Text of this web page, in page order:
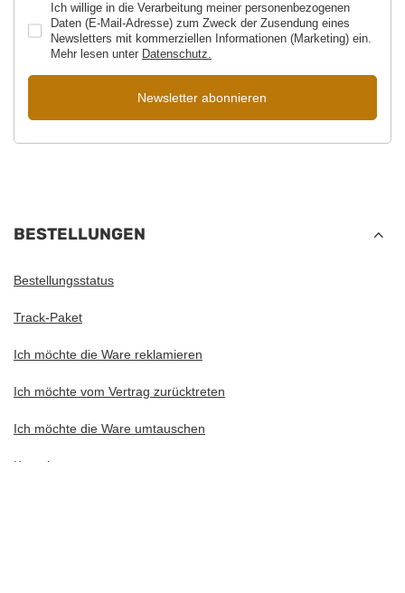
Ich willige in die Verarbeitung meiner personenbezogenen
Daten (E-Mail-Adresse) zum Zweck der Zusendung eines
Newsletters mit kommerziellen Informationen (Marketing) ein.
Mehr lesen unter Datenschutz.
Newsletter abonnieren
BESTELLUNGEN
Bestellungsstatus
Track-Paket
Ich möchte die Ware reklamieren
Ich möchte vom Vertrag zurücktreten
Ich möchte die Ware umtauschen
Kontakt